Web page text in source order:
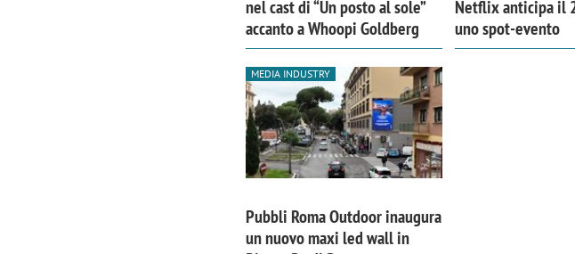
nel cast di “Un posto al sole”
accanto a Whoopi Goldberg
Netflix anticipa il
uno spot-evento
MEDIA INDUSTRY
Pubbli Roma Outdoor inaugura
un nuovo maxi led wall in